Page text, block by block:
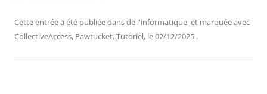
Cette entrée a été publiée dansde l'informatique, et marquée avec
CollectiveAccess, Pawtucket,Tutoriel, le02/12/2025 .